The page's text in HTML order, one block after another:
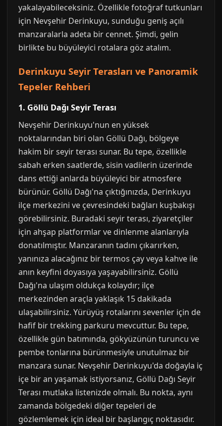
yakalayabileceksiniz. Özellikle fotoğraf tutkunları
için Nevşehir Derinkuyu, sunduğu geniş açılı
manzaralarla adeta bir cennet. Şimdi, gelin
birlikte bu büyüleyici rotalara göz atalım.
Derinkuyu Seyir Terasları ve Panoramik
Tepeler Rehberi
1. Göllü Dağı Seyir Terası
Nevşehir Derinkuyu'nun en yüksek
noktalarından biri olan Göllü Dağı, bölgeye
hakim bir seyir terası sunar. Bu tepe, özellikle
sabah erken saatlerde, sisin vadilerin üzerinde
dans ettiği anlarda büyüleyici bir atmosfere
bürünür. Göllü Dağı'na çıktığınızda, Derinkuyu
ilçe merkezini ve çevresindeki bağları kuşbakışı
görebilirsiniz. Buradaki seyir terası, ziyaretçiler
için ahşap platformlar ve dinlenme alanlarıyla
donatılmıştır. Manzaranın tadını çıkarırken,
yanınıza alacağınız bir termos çay veya kahve ile
anın keyfini doyasıya yaşayabilirsiniz. Göllü
Dağı'na ulaşım oldukça kolaydır; ilçe
merkezinden araçla yaklaşık 15 dakikada
ulaşabilirsiniz. Yürüyüş rotalarını sevenler için de
hafif bir trekking parkuru mevcuttur. Bu tepe,
özellikle gün batımında, gökyüzünün turuncu ve
pembe tonlarına bürünmesiyle unutulmaz bir
manzara sunar. Nevşehir Derinkuyu'da doğayla iç
içe bir an yaşamak istiyorsanız, Göllü Dağı Seyir
Terası mutlaka listenizde olmalı. Bu nokta, aynı
zamanda bölgedeki diğer tepeleri de
gözlemlemek için ideal bir başlangıç noktasıdır.